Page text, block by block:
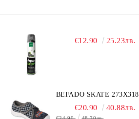
€12.90 25.23лв.
BEFADO SKATE 273X318
€20.90 40.88лв.